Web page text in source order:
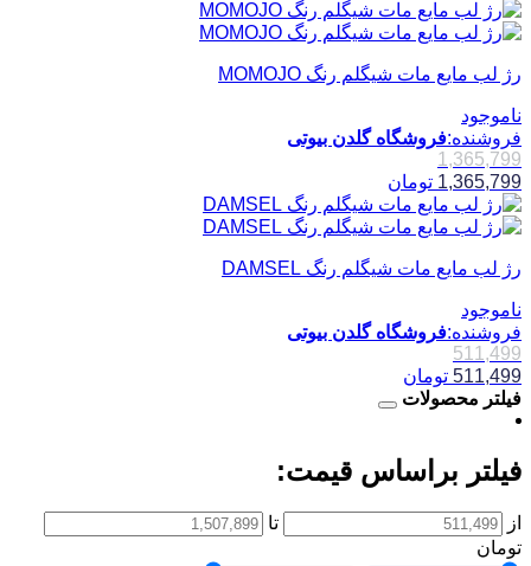
رژ لب مایع مات شیگلم رنگ MOMOJO
ناموجود
فروشنده:فروشگاه گلدن بیوتی
1,365,799
1,365,799 تومان
رژ لب مایع مات شیگلم رنگ DAMSEL
ناموجود
فروشنده:فروشگاه گلدن بیوتی
511,499
511,499 تومان
فیلتر محصولات
فیلتر براساس قیمت:
از
تا
تومان